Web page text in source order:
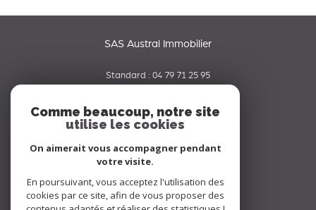
SAS Austral Immobilier
Standard : 04 79 71 25 95
contact@australimmobilier.fr
73000
Nous suivre sur
Comme beaucoup, notre site
utilise les cookies
On aimerait vous accompagner pendant
votre visite.
En poursuivant, vous acceptez l'utilisation des
cookies par ce site, afin de vous proposer des